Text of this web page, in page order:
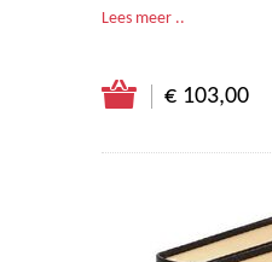
Lees meer ..
€ 103,00